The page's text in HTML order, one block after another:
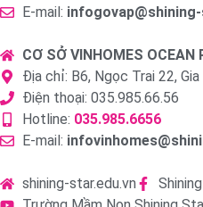
E-mail:
CƠ SỞ VINHOMES OCEAN
Địa chỉ: B6, Ngọc Trai 22, Gia
Điện thoại: 035.985.66.56
Hotline: 035.985.6656
E-mail:
shining-star.edu.vn